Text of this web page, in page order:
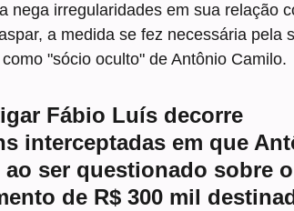
nega irregularidades em sua relação
a medida se fez necessária pela
"sócio oculto" de Antônio Camilo.
Fábio Luís decorre
interceptadas em que
ao ser questionado sobre o
de R$ 300 mil